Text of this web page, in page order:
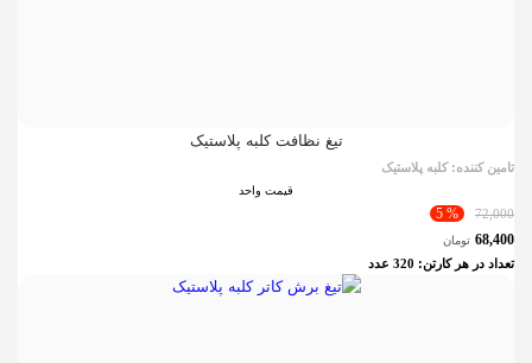
تیغ نظافت کلبه پلاستیک
تامین کننده:کلبه پلاستیک
قیمت واحد
72,000
% 5
68,400 تومان
تعداد در هر کارتن: 320 عدد